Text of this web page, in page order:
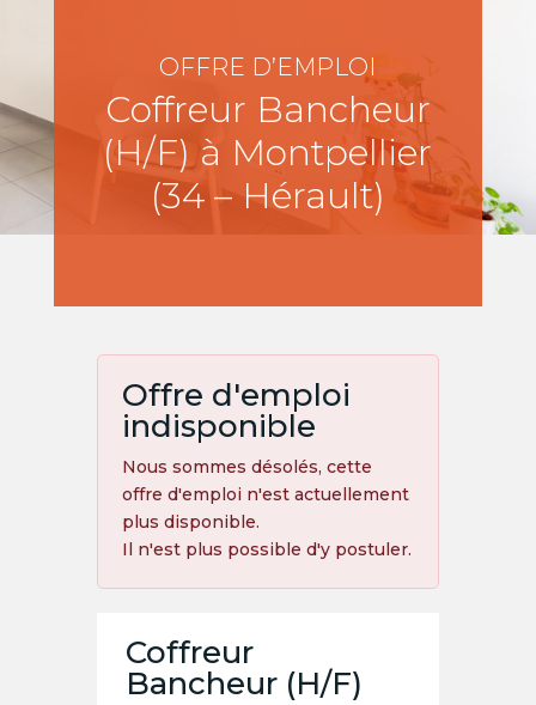
OFFRE D’EMPLOI
Coffreur Bancheur
(H/F) à Montpellier
(34 – Hérault)
Offre d'emploi
indisponible
Nous sommes désolés, cette
offre d'emploi n'est actuellement
plus disponible.
Il n'est plus possible d'y postuler.
Coffreur
Bancheur (H/F)